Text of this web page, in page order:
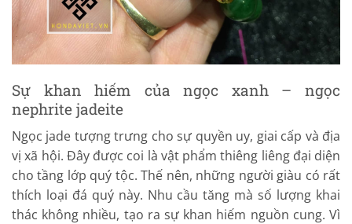
Sự khan hiếm của ngọc xanh – ngọc
nephrite jadeite
Ngọc jade tượng trưng cho sự quyền uy, giai cấp và địa
vị xã hội. Đây được coi là vật phẩm thiêng liêng đại diện
cho tầng lớp quý tộc. Thế nên, những người giàu có rất
thích loại đá quý này. Nhu cầu tăng mà số lượng khai
thác không nhiều, tạo ra sự khan hiếm nguồn cung. Vì